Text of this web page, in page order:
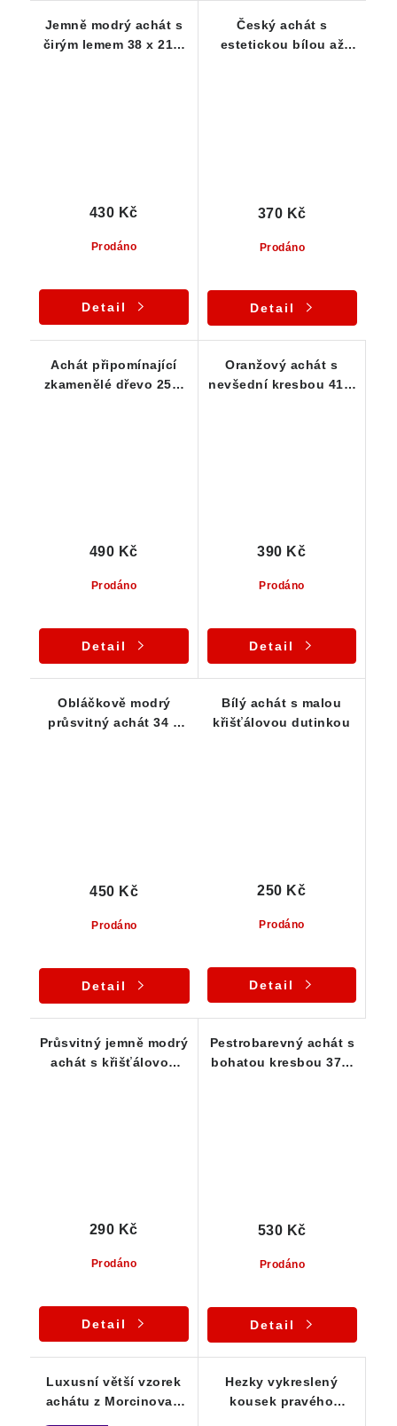
Jemně modrý achát s
čirým lemem 38 x 21 x
Prodáno
430 Kč
Detail
Český achát s
estetickou bílou až
Prodáno
370 Kč
Detail
Achát připomínající
zkamenělé dřevo 25 x
Prodáno
490 Kč
Detail
Oranžový achát s
nevšední kresbou 41 x
Prodáno
390 Kč
Detail
Obláčkově modrý
průsvitný achát 34 x
Prodáno
450 Kč
Detail
Bílý achát s malou
křišťálovou dutinkou
Prodáno
250 Kč
Detail
Průsvitný jemně modrý
achát s křišťálovou
Prodáno
290 Kč
Detail
Pestrobarevný achát s
bohatou kresbou 37 x
Prodáno
530 Kč
Detail
Luxusní větší vzorek
achátu z Morcinova -
Hezky vykreslený
kousek pravého